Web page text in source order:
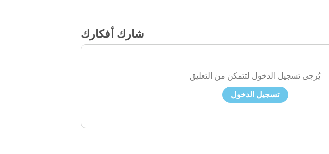
شارك أفكارك
يُرجى تسجيل الدخول لتتمكن من التعليق
تسجيل الدخول